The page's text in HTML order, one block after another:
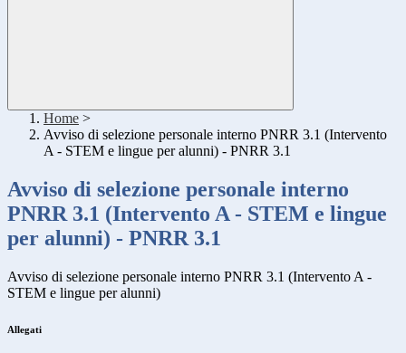
Home >
Avviso di selezione personale interno PNRR 3.1 (Intervento
A - STEM e lingue per alunni) - PNRR 3.1
Avviso di selezione personale interno
PNRR 3.1 (Intervento A - STEM e lingue
per alunni) - PNRR 3.1
Avviso di selezione personale interno PNRR 3.1 (Intervento A -
STEM e lingue per alunni)
Allegati